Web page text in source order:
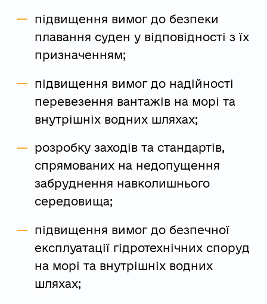
підвищення вимог до безпеки
плавання суден у відповідності з їх
призначенням;
підвищення вимог до надійності
перевезення вантажів на морі та
внутрішніх водних шляхах;
розробку заходів та стандартів,
спрямованих на недопущення
забруднення навколишнього
середовища;
підвищення вимог до безпечної
експлуатації гідротехнічних споруд
на морі та внутрішніх водних
шляхах;